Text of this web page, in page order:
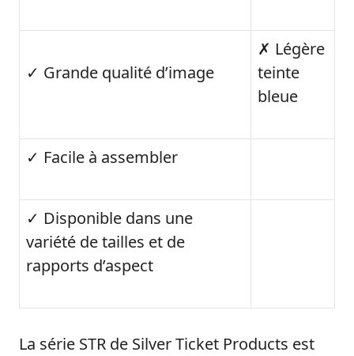
✓ Grande qualité d’image
✗ Légère
teinte
bleue
✓ Facile à assembler
✓ Disponible dans une
variété de tailles et de
rapports d’aspect
La série STR de Silver Ticket Products est